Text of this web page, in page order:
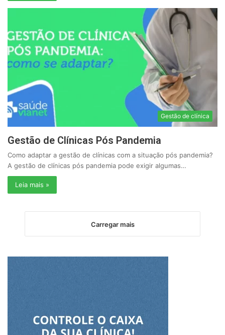
Gestão de clínica
Gestão de Clínicas Pós Pandemia
Como adaptar a gestão de clínicas com a situação pós pandemia?
A gestão de clínicas pós pandemia pode exigir algumas…
Leia mais »
Carregar mais